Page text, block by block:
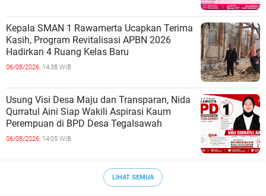
Kepala SMAN 1 Rawamerta Ucapkan Terima
Kasih, Program Revitalisasi APBN 2026
Hadirkan 4 Ruang Kelas Baru
06/08/2026, 14:38 WIB
Usung Visi Desa Maju dan Transparan, Nida
Qurratul Aini Siap Wakili Aspirasi Kaum
Perempuan di BPD Desa Tegalsawah
06/08/2026, 14:05 WIB
LIHAT SEMUA